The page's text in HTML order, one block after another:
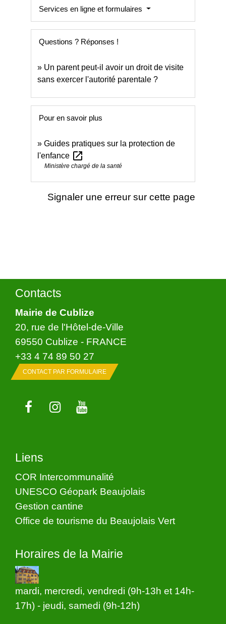
Services en ligne et formulaires
Questions ? Réponses !
Un parent peut-il avoir un droit de visite
sans exercer l'autorité parentale ?
Pour en savoir plus
Guides pratiques sur la protection de
l'enfance open_in_new
Ministère chargé de la santé
Signaler une erreur sur cette page
Contacts
Mairie de Cublize
20, rue de l'Hôtel-de-Ville
69550 Cublize - FRANCE
+33 4 74 89 50 27
CONTACT PAR FORMULAIRE
Liens
COR Intercommunalité
UNESCO Géopark Beaujolais
Gestion cantine
Office de tourisme du Beaujolais Vert
Horaires de la Mairie
mardi, mercredi, vendredi (9h-13h et 14h-
17h) - jeudi, samedi (9h-12h)